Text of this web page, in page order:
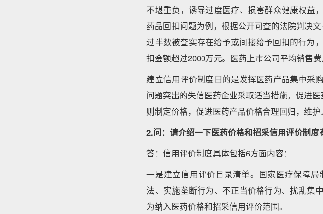
不堪重负，诱导过度医疗、损害群众健康权益
药品回扣问题为例，根据公开可查的法院判决
过半数被查实存在给予或间接给予回扣的行为
扣金额超过2000万元。医药上市公司平均销售费
建立信用评价制度目的是发挥医药产品集中采
问题突出的失信医药企业采取适当措施，促进
则制定价格，促进医药产品价格合理回归，维护
2.问：请介绍一下医药价格和招采信用评价制度
答：信用评价制度具体包括6方面内容：
一是建立信用评价目录清单。国家医疗保障
法、实施垄断行为、不正当价格行为、扰乱集
为纳入医药价格和招采信用评价范围。